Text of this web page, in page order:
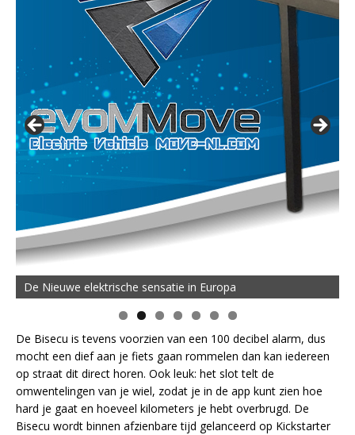
De Nieuwe elektrische sensatie in Europa
De Bisecu is tevens voorzien van een 100 decibel alarm, dus
mocht een dief aan je fiets gaan rommelen dan kan iedereen
op straat dit direct horen. Ook leuk: het slot telt de
omwentelingen van je wiel, zodat je in de app kunt zien hoe
hard je gaat en hoeveel kilometers je hebt overbrugd. De
Bisecu wordt binnen afzienbare tijd gelanceerd op Kickstarter